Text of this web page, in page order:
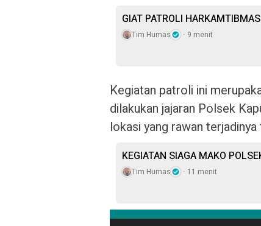
GIAT PATROLI
Tim Humas 9 menit
Kegiatan patroli ini
dilakukan jajaran Polsek
lokasi yang rawan
KEGIATAN SIAGA MAKO
Tim Humas 11 menit